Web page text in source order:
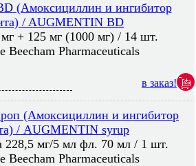
(Амоксициллин и ингибитор
/ AUGMENTIN BD
+ 125 мг (1000 мг) / 14 шт.
Beecham Pharmaceuticals
в заказ!
(Амоксициллин и ингибитор
/ AUGMENTIN syrup
228,5 мг/5 мл фл. 70 мл / 1 шт.
Beecham Pharmaceuticals